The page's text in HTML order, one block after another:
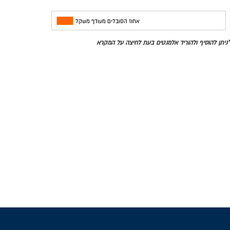
אחוז הסובלים מעודף משקל
*ניתן להוסיף ולהוריד אלמנטים בעת לחיצה על המקרא